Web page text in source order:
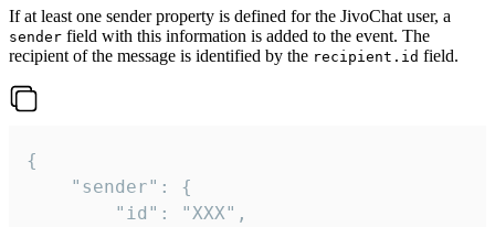
If at least one sender property is defined for the JivoChat user, a
sender field with this information is added to the event. The
recipient of the message is identified by the recipient.id field.
{